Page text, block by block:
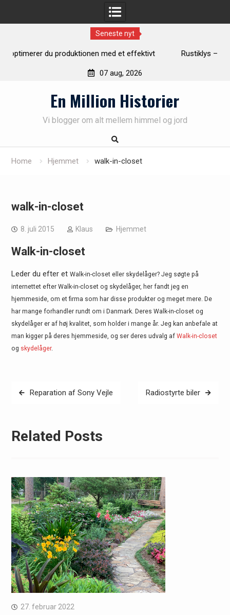
Seneste nyt
Rustiklys – skab varme og hygge i dit hjem med naturligt
07 aug, 2026
En Million Historier
Vi blogger om alt mellem himmel og jord
Home Hjemmet walk-in-closet
walk-in-closet
8. juli 2015 Klaus Hjemmet
Walk-in-closet
Leder du efter et Walk-in-closet eller skydelåger? Jeg søgte på
internettet efter Walk-in-closet og skydelåger, her fandt jeg en
hjemmeside, om et firma som har disse produkter og meget mere. De
har mange forhandler rundt om i Danmark. Deres Walk-in-closet og
skydelåger er af høj kvalitet, som holder i mange år. Jeg kan anbefale at
man kigger på deres hjemmeside, og ser deres udvalg af Walk-in-closet
og skydelåger.
Indlægsnavigation
Reparation af Sony Vejle Radiostyrte biler
Related Posts
27. februar 2022